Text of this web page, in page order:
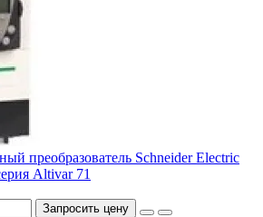
преобразователь Schneider Electric
Altivar 71
Запросить цену